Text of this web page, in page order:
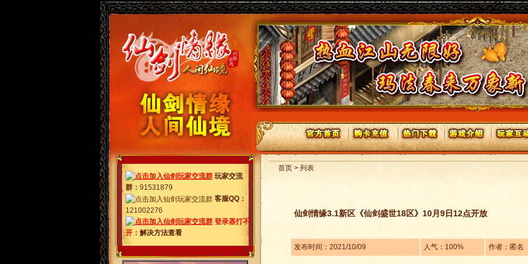
玩家交流
群： 91531879
客服QQ：
121002276
登录器打不
开： 解决方法查看
首页 > 列表
仙剑情缘3.1新区《仙剑盛世18区》10月9日12点开放
发布时间：2021/10/09 人气：100% 作者：匿名